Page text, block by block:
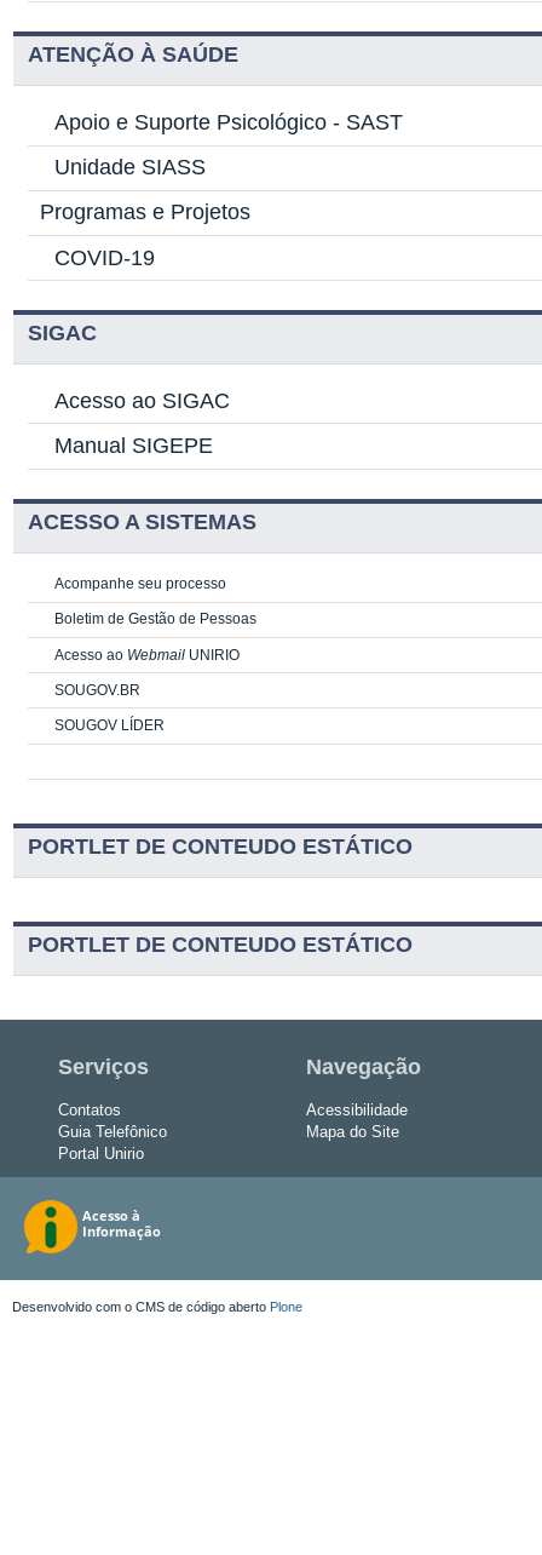
ATENÇÃO À SAÚDE
Apoio e Suporte Psicológico - SAST
Unidade SIASS
Programas e Projetos
COVID-19
SIGAC
Acesso ao SIGAC
Manual SIGEPE
ACESSO A SISTEMAS
Acompanhe seu processo
Boletim de Gestão de Pessoas
Acesso ao Webmail UNIRIO
SOUGOV.BR
SOUGOV LÍDER
PORTLET DE CONTEUDO ESTÁTICO
PORTLET DE CONTEUDO ESTÁTICO
Serviços
Contatos
Guia Telefônico
Portal Unirio
Navegação
Acessibilidade
Mapa do Site
Desenvolvido com o CMS de código aberto Plone